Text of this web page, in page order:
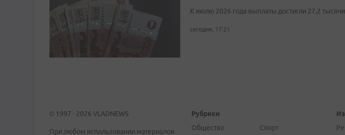
К июлю 2026 года выплаты достигли 27,2
сегодня, 17:21
© 1997 - 2026 VLADNEWS
При любом использовании материалов
Рубрики
Общество
Спорт